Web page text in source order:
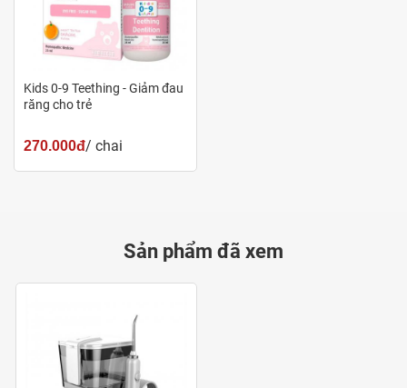
Kids 0-9 Teething - Giảm đau
răng cho trẻ
270.000đ/ chai
Sản phẩm đã xem